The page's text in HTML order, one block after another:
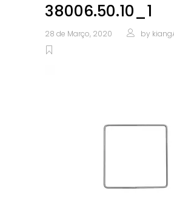
38006.50.10_1
28 de Março, 2020 by